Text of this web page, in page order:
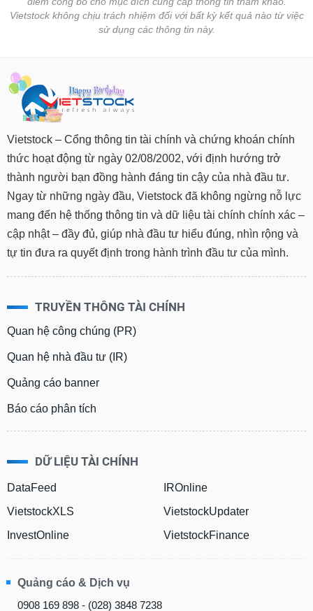
Vietstock không chịu trách nhiệm đối với bất kỳ kết quả nào từ việc
sử dụng các thông tin này.
Vietstock – Cổng thông tin tài chính và chứng khoán chính
thức hoạt động từ ngày 02/08/2002, với định hướng trở
thành người bạn đồng hành đáng tin cậy của nhà đầu tư.
Ngay từ những ngày đầu, Vietstock đã không ngừng nỗ lực
mang đến hệ thống thông tin và dữ liệu tài chính chính xác –
cập nhật – đầy đủ, giúp nhà đầu tư hiểu đúng, nhìn rộng và
tự tin đưa ra quyết định trong hành trình đầu tư của mình.
TRUYỀN THÔNG TÀI CHÍNH
Quan hệ công chúng (PR)
Quan hệ nhà đầu tư (IR)
Quảng cáo banner
Báo cáo phân tích
DỮ LIỆU TÀI CHÍNH
DataFeed
VietstockXLS
InvestOnline
IROnline
VietstockUpdater
VietstockFinance
Quảng cáo & Dịch vụ
0908 169 898 - (028) 3848 7238
Tất cả Cổ phiếu Chỉ số Chứng chỉ quỹ Chứng
Tất cả Người nội bộ
tức
(-)
Bài
của
tác
giả
(-)
cáo
tích
Thuật
(-)
vụ
tạo
Sách